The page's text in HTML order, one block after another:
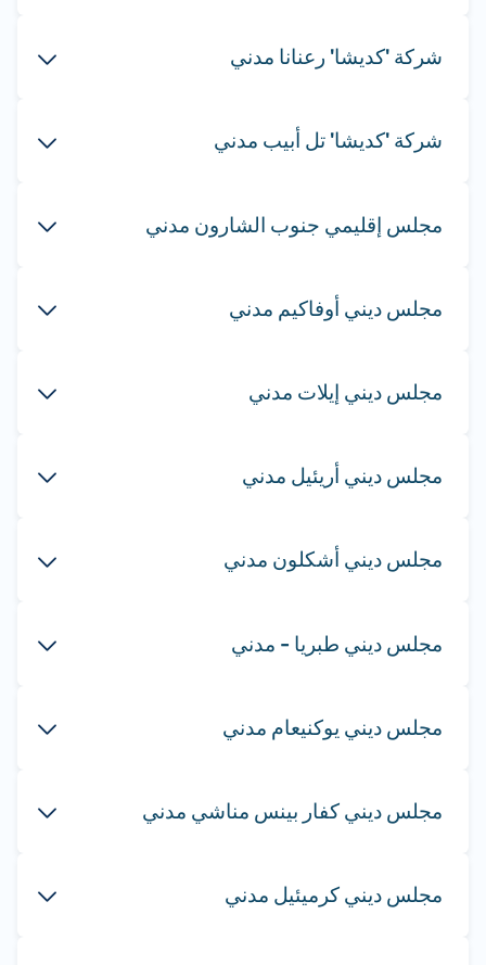
شركة 'كديشا' رعنانا مدني
شركة 'كديشا' تل أبيب مدني
مجلس إقليمي جنوب الشارون مدني
مجلس ديني أوفاكيم مدني
مجلس ديني إيلات مدني
مجلس ديني أريئيل مدني
مجلس ديني أشكلون مدني
مجلس ديني طبريا - مدني
مجلس ديني يوكنيعام مدني
مجلس ديني كفار بينس مناشي مدني
مجلس ديني كرميئيل مدني